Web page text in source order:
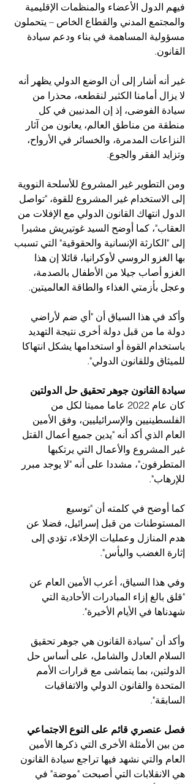
فيهم الدول الأعضاء والمنظمات الإقليمية
والمجتمع المدني والقطاع الخاص – يتحملون
مسؤولية المساهمة في بناء ودعم سيادة
القانون.
غير أنه أشار إلى أن الوضع الدولي يظهر أنه
لا يزال أمامنا الكثير لنقطعه، محذرا من
سيادة الفوضى، إذ إن المدنيين في كل
منطقة من مناطق العالم، يعانون من آثار
النزاعات المدمرة، والخسائر في الأرواح،
وتزايد الفقر والجوع.
ومن التطوير غير المشروع للأسلحة النووية
إلى الاستخدام غير المشروع للقوة، "تواصل
الدول انتهاك القانون الدولي مع الإفلات من
العقاب"، كما أوضح السيد غوتيريش مشيرا
إلى "الكارثة الإنسانية والحقوقية" التي تسبب
بها الغزو الروسي لأوكرانيا، قائلا إن هذا
الغزو أصاب جيلا من الأطفال بالصدمة،
وعجل بأزمتي الغذاء والطاقة العالميتين.
وأكد في هذا السياق أن "أي ضم لأراضي
دولة ما من قبل دولة أخرى نتيجة التهديد
باستخدام القوة أو استخدامها يشكل انتهاكا
للميثاق وللقانون الدولي".
سيادة القانون جوهر تحقيق حل الدولتين
كان عام 2022 عاما مميتا لكل من
الفلسطينيين والإسرائيليين، وفق الأمين
العام الذي أكد أنه "يدين جميع أعمال القتل
غير المشروع والأعمال التي يرتكبها
المتطرفون"، مشددا على أنه "لا يوجد مبرر
للإرهاب".
كما أوضح في كلمته أن "توسيع
المستوطنات من قبل إسرائيل، فضلا عن
هدم المنازل وعمليات الإخلاء، تؤدي إلى
إثارة الغضب واليأس".
وفي هذا السياق، أعرب الأمين العام عن
"قلق بالغ إزاء المبادرات الأحادية التي
شهدناها في الأيام الأخيرة".
وأكد أن "سيادة القانون هي جوهر تحقيق
السلام العادل والشامل، على أساس حل
الدولتين، بما يتماشى مع قرارات الأمم
المتحدة والقانون الدولي والاتفاقيات
السابقة".
فصل عنصري قائم على النوع الاجتماعي
من بين الأمثلة الأخرى التي ذكرها الأمين
العام والتي نشهد فيها تراجع سيادة القانون
هي الانقلابات التي أصبحت "موضة" في